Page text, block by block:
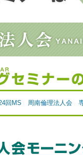
回MS 周南倫理法人会